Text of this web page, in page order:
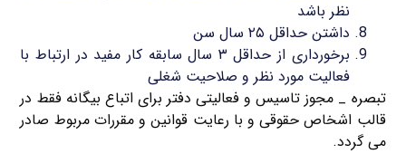
نظر باشد
داشتن حداقل ۲۵ سال سن
برخورداری از حداقل ۳ سال سابقه کار مفید در ارتباط با
فعالیت مورد نظر و صلاحیت شغلی
تبصره _ مجوز تاسیس و فعالیتی دفتر برای اتباع بیگانه فقط در
قالب اشخاص حقوقی و با رعایت قوانین و مقررات مربوط صادر
می گردد.